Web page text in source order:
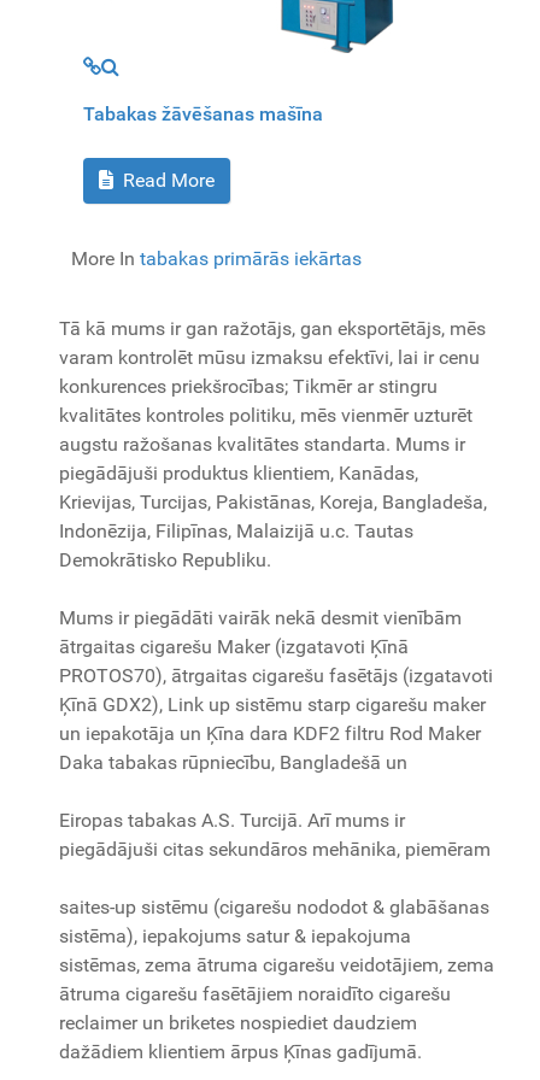
MOD_JTCS_VIEW_ARTICLE_LINK
Tabakas žāvēšanas mašīna
Read More
More In tabakas primārās iekārtas
Tā kā mums ir gan ražotājs, gan eksportētājs, mēs
varam kontrolēt mūsu izmaksu efektīvi, lai ir cenu
konkurences priekšrocības; Tikmēr ar stingru
kvalitātes kontroles politiku, mēs vienmēr uzturēt
augstu ražošanas kvalitātes standarta. Mums ir
piegādājuši produktus klientiem, Kanādas,
Krievijas, Turcijas, Pakistānas, Koreja, Bangladeša,
Indonēzija, Filipīnas, Malaizijā u.c. Tautas
Demokrātisko Republiku.
Mums ir piegādāti vairāk nekā desmit vienībām
ātrgaitas cigarešu Maker (izgatavoti Ķīnā
PROTOS70), ātrgaitas cigarešu fasētājs (izgatavoti
Ķīnā GDX2), Link up sistēmu starp cigarešu maker
un iepakotāja un Ķīna dara KDF2 filtru Rod Maker
Daka tabakas rūpniecību, Bangladešā un
Eiropas tabakas A.S. Turcijā. Arī mums ir
piegādājuši citas sekundāros mehānika, piemēram
saites-up sistēmu (cigarešu nododot & glabāšanas
sistēma), iepakojums satur & iepakojuma
sistēmas, zema ātruma cigarešu veidotājiem, zema
ātruma cigarešu fasētājiem noraidīto cigarešu
reclaimer un briketes nospiediet daudziem
dažādiem klientiem ārpus Ķīnas gadījumā.